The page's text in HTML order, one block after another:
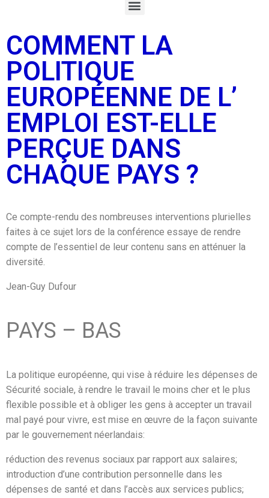
COMMENT LA
POLITIQUE
EUROPÉENNE DE L’
EMPLOI EST-ELLE
PERÇUE DANS
CHAQUE PAYS ?
Ce compte-rendu des nombreuses interventions plurielles
faites à ce sujet lors de la conférence essaye de rendre
compte de l’essentiel de leur contenu sans en atténuer la
diversité.
Jean-Guy Dufour
PAYS – BAS
La politique européenne, qui vise à réduire les dépenses de
Sécurité sociale, à rendre le travail le moins cher et le plus
flexible possible et à obliger les gens à accepter un travail
mal payé pour vivre, est mise en œuvre de la façon suivante
par le gouvernement néerlandais:
réduction des revenus sociaux par rapport aux salaires;
introduction d’une contribution personnelle dans les
dépenses de santé et dans l’accès aux services publics;